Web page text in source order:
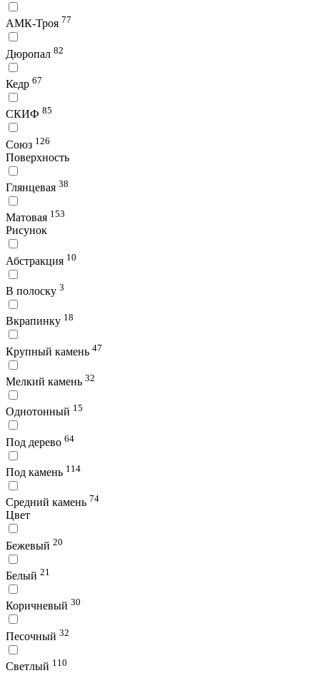
АМК-Троя 77
Дюропал 82
Кедр 67
СКИФ 85
Союз 126
Поверхность
Глянцевая 38
Матовая 153
Рисунок
Абстракция 10
В полоску 3
Вкрапинку 18
Крупный камень 47
Мелкий камень 32
Однотонный 15
Под дерево 64
Под камень 114
Средний камень 74
Цвет
Бежевый 20
Белый 21
Коричневый 30
Песочный 32
Светлый 110